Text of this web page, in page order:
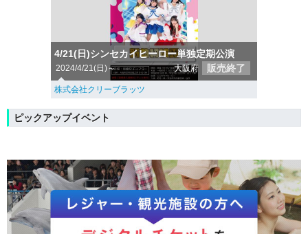
4/21(日)シンセカイヒーロー単独定期公演
2024/4/21(日)～ 大阪府 販売終了
株式会社クリーブラッツ
ピックアップイベント